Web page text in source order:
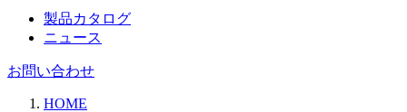
製品カタログ
ニュース
お問い合わせ
HOME